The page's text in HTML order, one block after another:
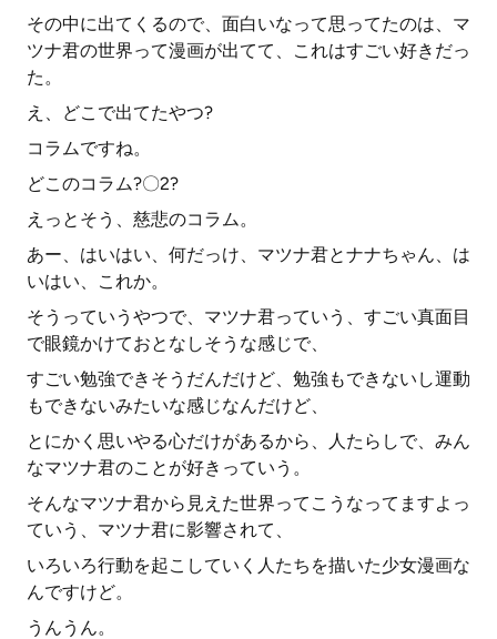
その中に出てくるので、面白いなって思ってたのは、マ
ツナ君の世界って漫画が出てて、これはすごい好きだっ
た。
え、どこで出てたやつ?
コラムですね。
どこのコラム?〇2?
えっとそう、慈悲のコラム。
あー、はいはい、何だっけ、マツナ君とナナちゃん、は
いはい、これか。
そうっていうやつで、マツナ君っていう、すごい真面目
で眼鏡かけておとなしそうな感じで、
すごい勉強できそうだんだけど、勉強もできないし運動
もできないみたいな感じなんだけど、
とにかく思いやる心だけがあるから、人たらしで、みん
なマツナ君のことが好きっていう。
そんなマツナ君から見えた世界ってこうなってますよっ
ていう、マツナ君に影響されて、
いろいろ行動を起こしていく人たちを描いた少女漫画な
んですけど。
うんうん。